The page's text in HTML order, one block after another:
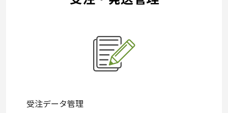
受注データ管理